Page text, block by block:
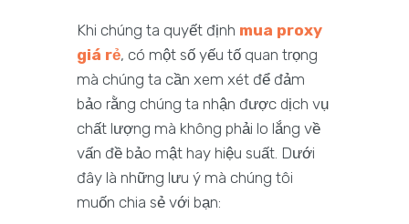
Khi chúng ta quyết định mua proxy
giá rẻ, có một số yếu tố quan trọng
mà chúng ta cần xem xét để đảm
bảo rằng chúng ta nhận được dịch vụ
chất lượng mà không phải lo lắng về
vấn đề bảo mật hay hiệu suất. Dưới
đây là những lưu ý mà chúng tôi
muốn chia sẻ với bạn: